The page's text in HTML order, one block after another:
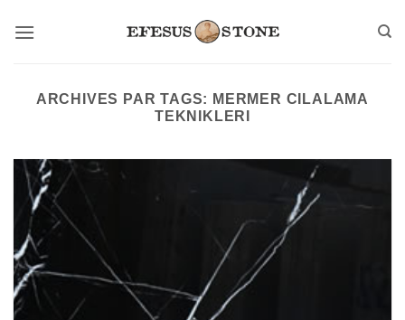
ARCHIVES PAR TAGS: MERMER CILALAMA
TEKNIKLERI